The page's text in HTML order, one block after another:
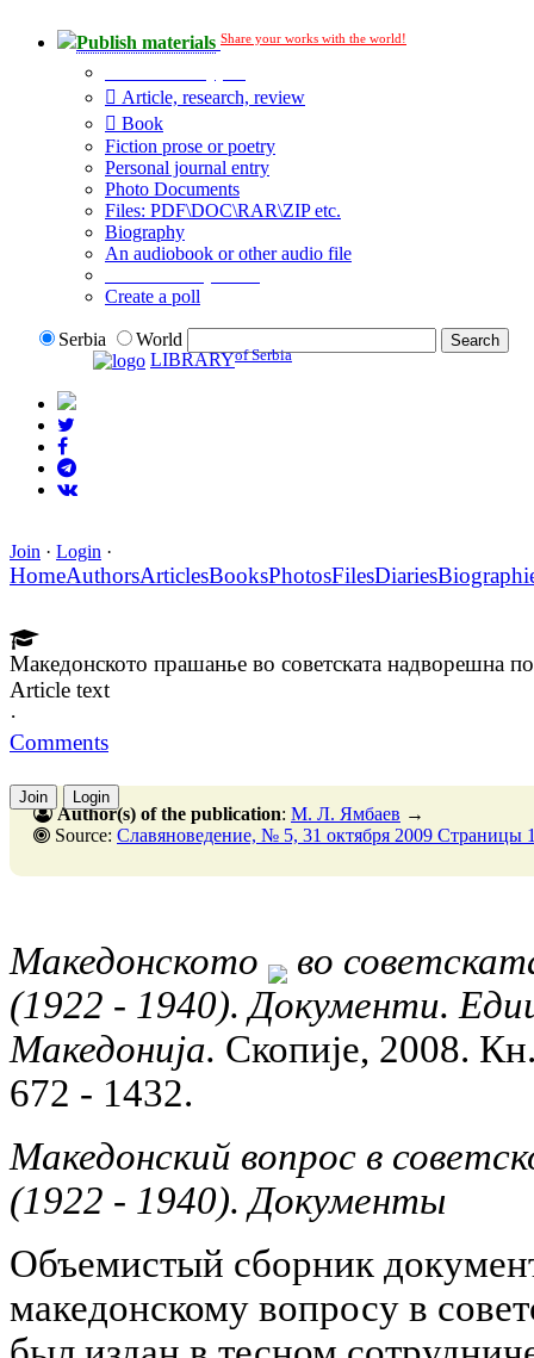
Publish materials Share your works with the world!
Article, research, review
Book
Fiction prose or poetry
Personal journal entry
Photo Documents
Files: PDF\DOC\RAR\ZIP etc.
Biography
An audiobook or other audio file
Create a poll
Serbia
World
LIBRARYof Serbia
Join · Login ·
HomeAuthorsArticlesBooksPhotosFilesDiaries
Македонското прашанье во советската надворешна
Article text
·
Comments
Join Login
Author(s) of the publication: М. Л. Ямбаев →
Source: Славяноведение, № 5, 31 октября 2009 Страницы
Македонското
во
(1922 - 1940). Документи.
Македониjа. Скопиjе, 2008.
672 - 1432.
Македонский вопрос в
(1922 - 1940). Документы
Объемистый сборник
македонскому вопросу в